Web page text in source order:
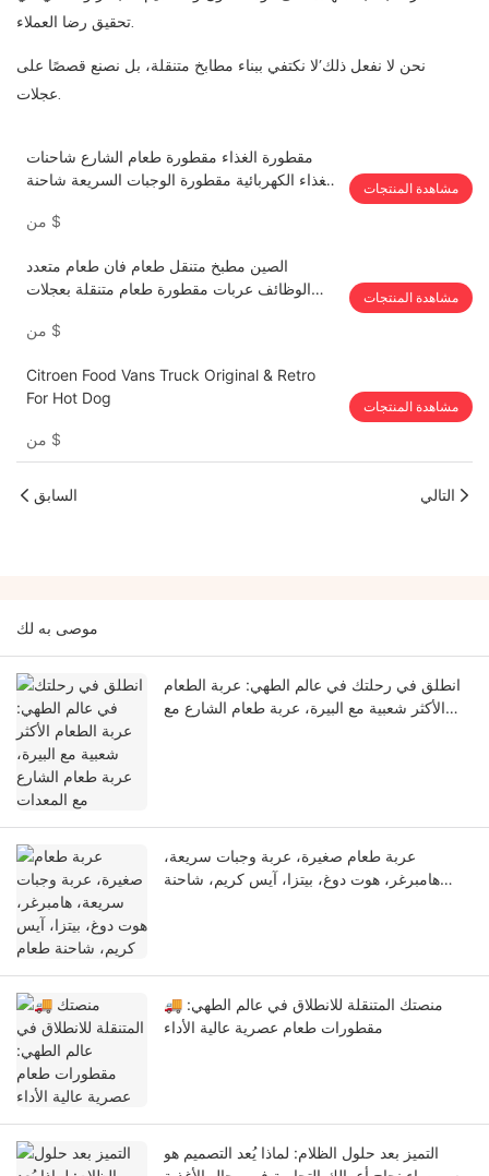
تحقيق رضا العملاء.
نحن لا نفعل ذلك’لا نكتفي ببناء مطابخ متنقلة، بل نصنع قصصًا على
عجلات.
مقطورة الغذاء مقطورة طعام الشارع شاحنات
الغذاء الكهربائية مقطورة الوجبات السريعة شاحنة
$
مشاهدة المنتجات
الصين مطبخ متنقل طعام فان طعام متعدد
الوظائف عربات مقطورة طعام متنقلة بعجلات
$
مشاهدة المنتجات
Citroen Food Vans Truck Original & Retro
For Hot Dog
$
مشاهدة المنتجات
السابق التالي
موصى به لك
انطلق في رحلتك في عالم الطهي: عربة الطعام
الأكثر شعبية مع البيرة، عربة طعام الشارع مع
عربة طعام صغيرة، عربة وجبات سريعة،
هامبرغر، هوت دوغ، بيتزا، آيس كريم، شاحنة
🚚 منصتك المتنقلة للانطلاق في عالم الطهي:
مقطورات طعام عصرية عالية الأداء
التميز بعد حلول الظلام: لماذا يُعد التصميم هو